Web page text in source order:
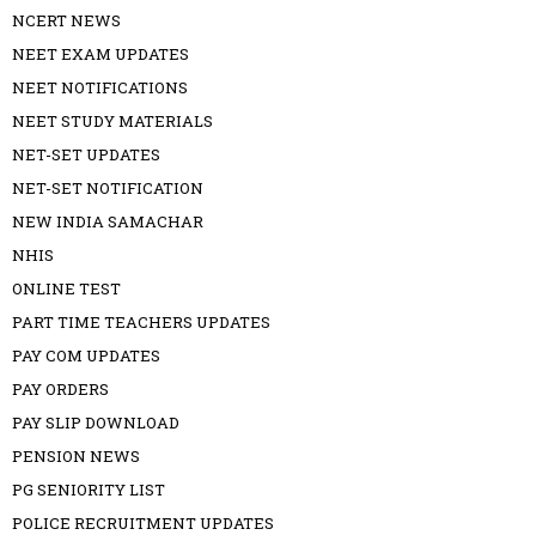
NCERT NEWS
NEET EXAM UPDATES
NEET NOTIFICATIONS
NEET STUDY MATERIALS
NET-SET UPDATES
NET-SET NOTIFICATION
NEW INDIA SAMACHAR
NHIS
ONLINE TEST
PART TIME TEACHERS UPDATES
PAY COM UPDATES
PAY ORDERS
PAY SLIP DOWNLOAD
PENSION NEWS
PG SENIORITY LIST
POLICE RECRUITMENT UPDATES